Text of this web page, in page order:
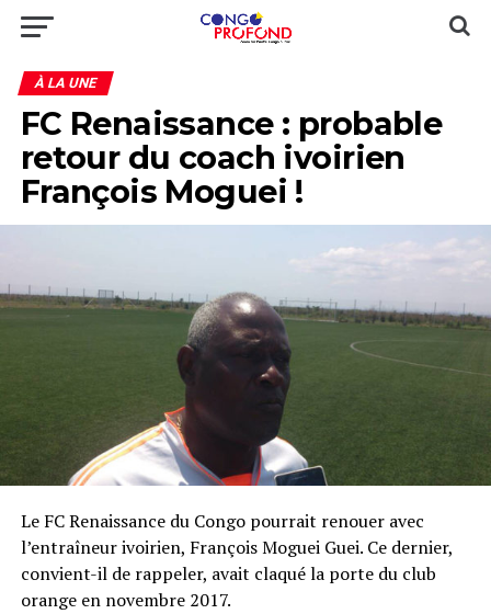
À LA UNE
FC Renaissance : probable
retour du coach ivoirien
François Moguei !
Le FC Renaissance du Congo pourrait renouer avec
l’entraîneur ivoirien, François Moguei Guei. Ce dernier,
convient-il de rappeler, avait claqué la porte du club
orange en novembre 2017.